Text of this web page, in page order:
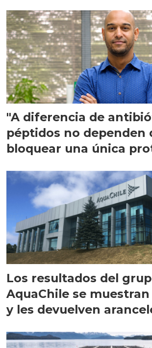
"A diferencia de
péptidos no dependen
bloquear una única
Los resultados del
AquaChile se
y les devuelven